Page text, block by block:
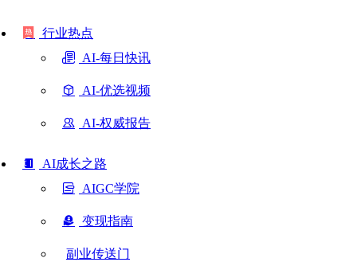
行业热点
AI-每日快讯
AI-优选视频
AI-权威报告
AI成长之路
AIGC学院
变现指南
副业传送门